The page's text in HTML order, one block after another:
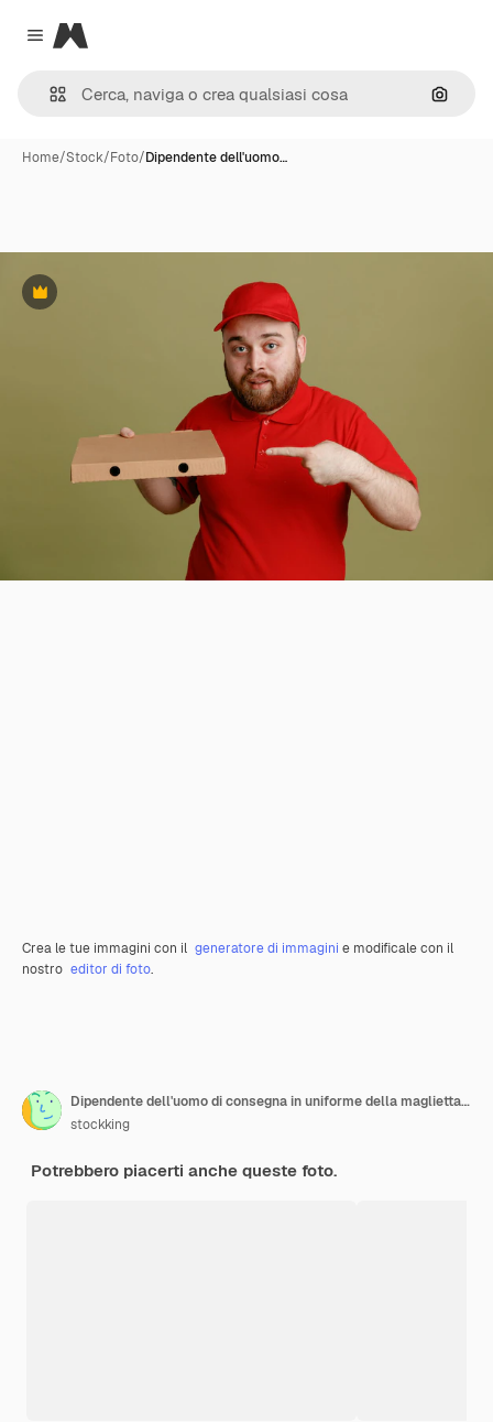
Close menu
Magnific
Cerca
Home/Stock/Foto/Dipendente dell'uomo…
Premium
Crea le tue immagini con il generatore di immagini e modificale con il
nostro editor di foto.
Dipendente dell'uomo di consegna in uniforme della maglietta vuota con cappuccio rosso che tiene la scatola della pizza che punta con il dito indice su di esso sorridente fiducioso in piedi su sfondo verde
stockking
Potrebbero piacerti anche queste foto.